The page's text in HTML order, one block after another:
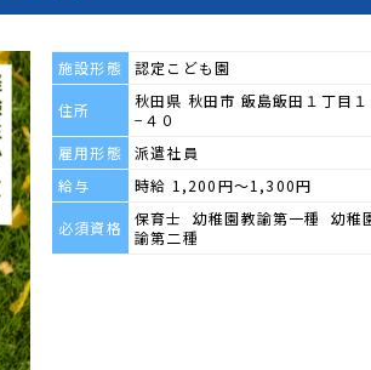
施設形態 認定こども園
住所
秋田県 秋田市 飯島飯田１丁目１
−４０
雇用形態
派遣社員
給与
時給 1,200円～1,300円
必須資格
保育士 幼稚園教諭第一種 幼稚
諭第二種